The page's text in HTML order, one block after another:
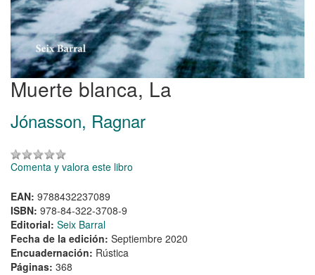
Muerte blanca, La
Jónasson, Ragnar
Comenta y valora este libro
EAN: 9788432237089
ISBN: 978-84-322-3708-9
Editorial: Seix Barral
Fecha de la edición: Septiembre 2020
Encuadernación: Rústica
Páginas: 368